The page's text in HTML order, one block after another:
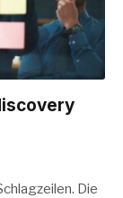
Die